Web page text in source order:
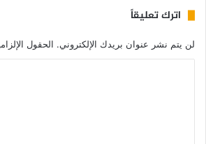
اترك تعليقاً
لن يتم نشر عنوان بريدك الإلكتروني. الحقول